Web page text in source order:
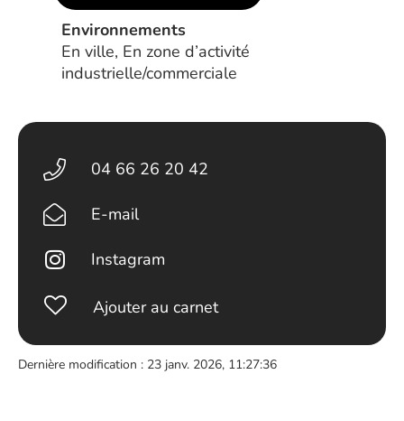
Environnements
En ville, En zone d’activité
industrielle/commerciale
04 66 26 20 42
E-mail
Instagram
Ajouter au carnet
Dernière modification : 23 janv. 2026, 11:27:36